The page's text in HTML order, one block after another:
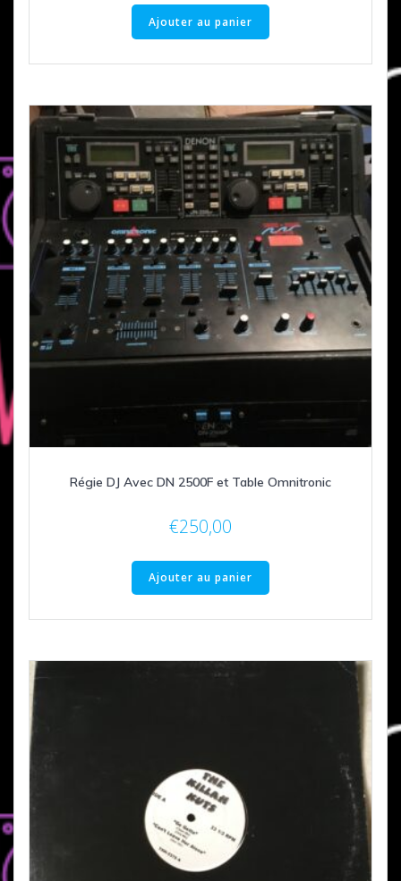
Ajouter au panier
Régie DJ Avec DN 2500F et Table Omnitronic
€250,00
Ajouter au panier